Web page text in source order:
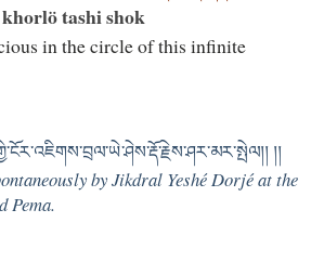
tashi shok
in the circle of this infinite
།།
by Jikdral Yeshé Dorjé at the
Pema.